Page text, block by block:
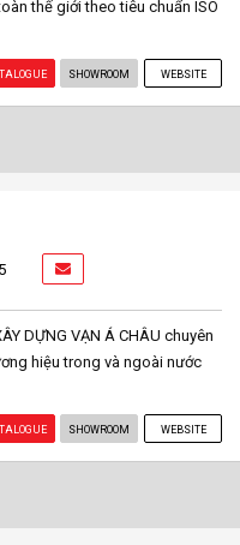
thế giới theo tiêu chuẩn ISO
SHOWROOM WEBSITE
DỰNG VẠN Á CHÂU chuyên
hiệu trong và ngoài nước
SHOWROOM WEBSITE